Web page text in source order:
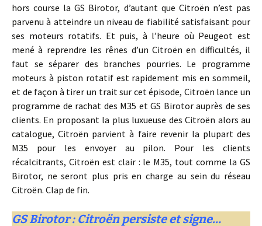
hors course la GS Birotor, d’autant que Citroën n’est pas
parvenu à atteindre un niveau de fiabilité satisfaisant pour
ses moteurs rotatifs. Et puis, à l’heure où Peugeot est
mené à reprendre les rênes d’un Citroën en difficultés, il
faut se séparer des branches pourries. Le programme
moteurs à piston rotatif est rapidement mis en sommeil,
et de façon à tirer un trait sur cet épisode, Citroën lance un
programme de rachat des M35 et GS Birotor auprès de ses
clients. En proposant la plus luxueuse des Citroën alors au
catalogue, Citroën parvient à faire revenir la plupart des
M35 pour les envoyer au pilon. Pour les clients
récalcitrants, Citroën est clair : le M35, tout comme la GS
Birotor, ne seront plus pris en charge au sein du réseau
Citroën. Clap de fin.
GS Birotor : Citroën persiste et signe…